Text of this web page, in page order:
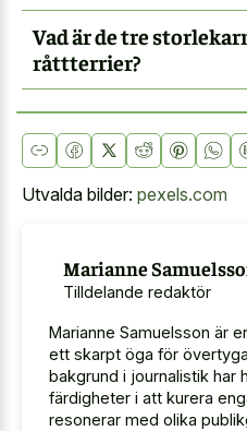
Vad är de tre
råttterrier?
Utvalda bilder: pexels.com
Marianne
Tilldelande redaktör
Marianne Samuelsson är
ett skarpt öga för
bakgrund i journalistik har
färdigheter i att kurera
resonerar med olika